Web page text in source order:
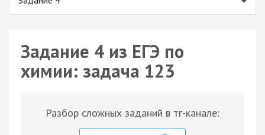
Задание 4 из ЕГЭ по
химии: задача 123
Разбор сложных заданий в тг-канале: